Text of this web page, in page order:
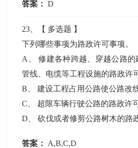
答案： D
23 、【 多选题 】
下列哪些事项为路政许可事项。
A
、修建各种跨越、穿越公路的
管线、电缆等工程设施的路政许
B 、建设工程占用公路使公路改
C
超限车辆行驶公路的路政许
D 、砍伐或者修剪公路树木的路
答案： A,B,C,D